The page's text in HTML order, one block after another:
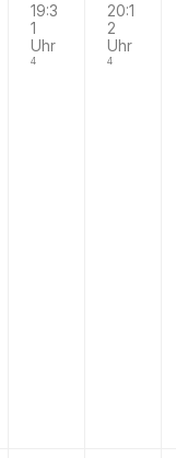
19:3
1
Uhr
4
20:1
2
Uhr
4